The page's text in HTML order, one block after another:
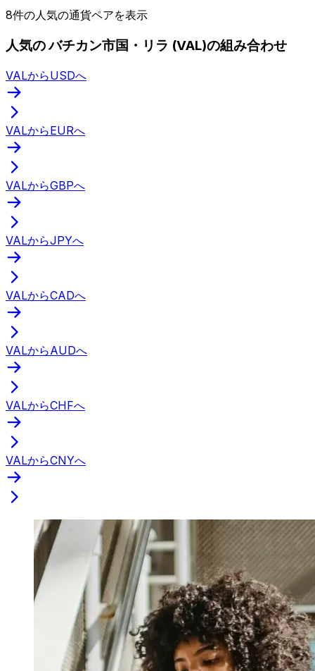
8件の人気の通貨ペアを表示
人気の バチカン市国・リラ (VAL)の組み合わせ
VALからUSDへ
VALからEURへ
VALからGBPへ
VALからJPYへ
VALからCADへ
VALからAUDへ
VALからCHFへ
VALからCNYへ